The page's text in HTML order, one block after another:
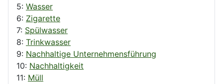
5: Wasser
6: Zigarette
7: Spülwasser
8: Trinkwasser
9: Nachhaltige Unternehmensführung
10: Nachhaltigkeit
11: Müll